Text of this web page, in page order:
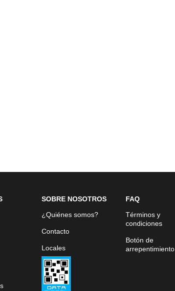
SOBRE NOSOTROS
¿Quiénes somos?
Contacto
Locales
FAQ
Términos y
condiciones
Botón de
arrepentimiento